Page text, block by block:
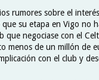
rumores sobre el
su etapa en Vigo no
que negociase con el
menos de un millón de
con el club y